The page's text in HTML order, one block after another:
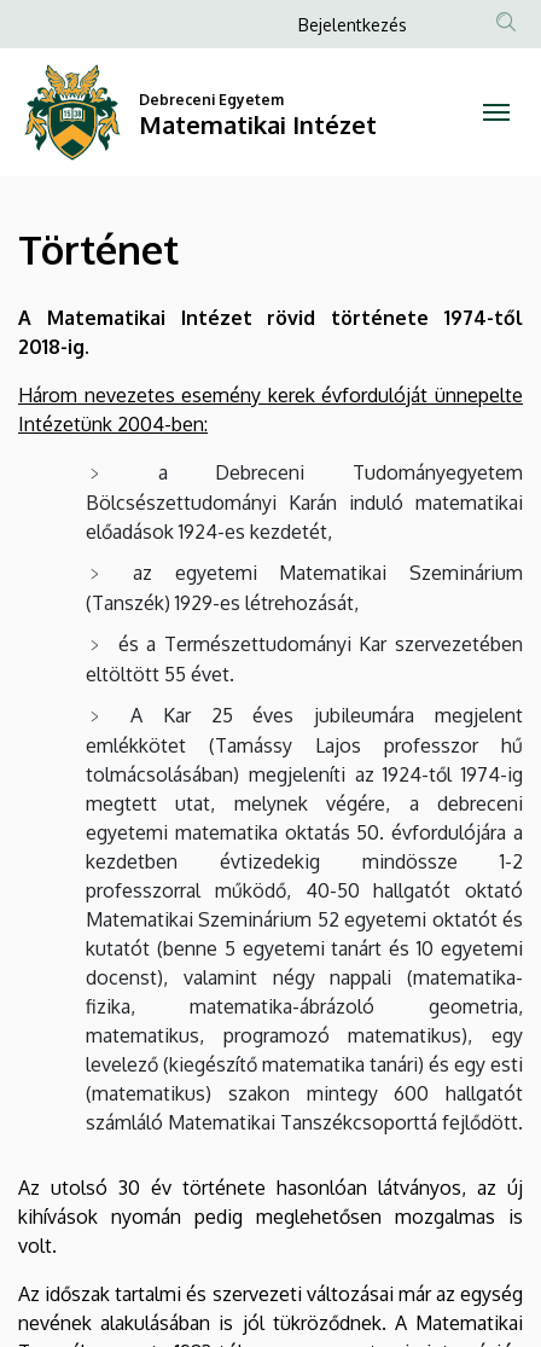
Matematikai
Intézet
a
tartalomra
Anonim
menüje
Bejelentkezés
Debreceni Egyetem
Matematikai Intézet
Történet
A Matematikai Intézet rövid története 1974-től
2018-ig.
Három nevezetes esemény kerek évfordulóját ünnepelte
Intézetünk 2004-ben:
a Debreceni Tudományegyetem
Bölcsészettudományi Karán induló matematikai
előadások 1924-es kezdetét,
az egyetemi Matematikai Szeminárium
(Tanszék) 1929-es létrehozását,
és a Természettudományi Kar szervezetében
eltöltött 55 évet.
A Kar 25 éves jubileumára megjelent
emlékkötet (Tamássy Lajos professzor hű
tolmácsolásában) megjeleníti az 1924-től 1974-ig
megtett utat, melynek végére, a debreceni
egyetemi matematika oktatás 50. évfordulójára a
kezdetben évtizedekig mindössze 1-2
professzorral működő, 40-50 hallgatót oktató
Matematikai Szeminárium 52 egyetemi oktatót és
kutatót (benne 5 egyetemi tanárt és 10 egyetemi
docenst), valamint négy nappali (matematika-
fizika, matematika-ábrázoló geometria,
matematikus, programozó matematikus), egy
levelező (kiegészítő matematika tanári) és egy esti
(matematikus) szakon mintegy 600 hallgatót
számláló Matematikai Tanszékcsoporttá fejlődött.
Az utolsó 30 év története hasonlóan látványos, az új
kihívások nyomán pedig meglehetősen mozgalmas is
volt.
Az időszak tartalmi és szervezeti változásai már az egység
nevének alakulásában is jól tükröződnek. A Matematikai